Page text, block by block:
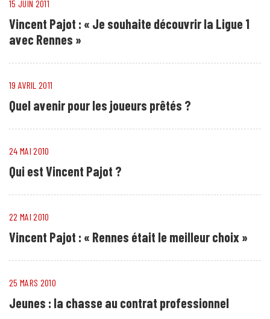
15 JUIN 2011
Vincent Pajot : « Je souhaite découvrir la Ligue 1
avec Rennes »
19 AVRIL 2011
Quel avenir pour les joueurs prêtés ?
24 MAI 2010
Qui est Vincent Pajot ?
22 MAI 2010
Vincent Pajot : « Rennes était le meilleur choix »
25 MARS 2010
Jeunes : la chasse au contrat professionnel